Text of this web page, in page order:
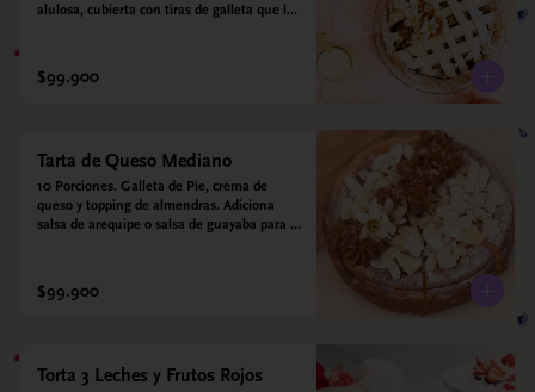
alulosa, cubierta con tiras de galleta que le
envuelve todos los sabores.
$99.900
Tarta de Queso Mediano
10 Porciones. Galleta de Pie, crema de
queso y topping de almendras. Adiciona
salsa de arequipe o salsa de guayaba para
$99.900
Torta 3 Leches y Frutos Rojos